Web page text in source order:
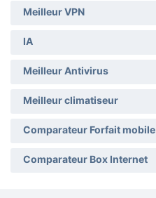
Meilleur VPN
IA
Meilleur Antivirus
Meilleur climatiseur
Comparateur Forfait mobile
Comparateur Box Internet